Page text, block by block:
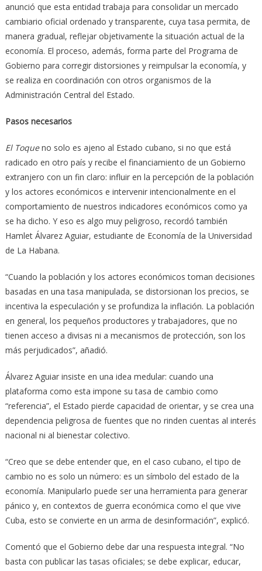
anunció que esta entidad trabaja para consolidar un mercado
cambiario oficial ordenado y transparente, cuya tasa permita, de
manera gradual, reflejar objetivamente la situación actual de la
economía. El proceso, además, forma parte del Programa de
Gobierno para corregir distorsiones y reimpulsar la economía, y
se realiza en coordinación con otros organismos de la
Administración Central del Estado.
Pasos necesarios
El Toqueno solo es ajeno al Estado cubano, si no que está
radicado en otro país y recibe el financiamiento de un Gobierno
extranjero con un fin claro: influir en la percepción de la población
y los actores económicos e intervenir intencionalmente en el
comportamiento de nuestros indicadores económicos como ya
se ha dicho. Y eso es algo muy peligroso, recordó también
Hamlet Álvarez Aguiar, estudiante de Economía de la Universidad
de La Habana.
“Cuando la población y los actores económicos toman decisiones
basadas en una tasa manipulada, se distorsionan los precios, se
incentiva la especulación y se profundiza la inflación. La población
en general, los pequeños productores y trabajadores, que no
tienen acceso a divisas ni a mecanismos de protección, son los
más perjudicados”, añadió.
Álvarez Aguiar insiste en una idea medular: cuando una
plataforma como esta impone su tasa de cambio como
“referencia”, el Estado pierde capacidad de orientar, y se crea una
dependencia peligrosa de fuentes que no rinden cuentas al interés
nacional ni al bienestar colectivo.
“Creo que se debe entender que, en el caso cubano, el tipo de
cambio no es solo un número: es un símbolo del estado de la
economía. Manipularlo puede ser una herramienta para generar
pánico y, en contextos de guerra económica como el que vive
Cuba, esto se convierte en un arma de desinformación”, explicó.
Comentó que el Gobierno debe dar una respuesta integral. “No
basta con publicar las tasas oficiales; se debe explicar, educar,